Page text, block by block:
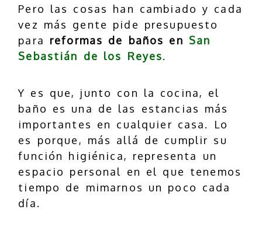
Pero las cosas han cambiado y cada
vez más gente pide presupuesto
para reformas de baños en San
Sebastián de los Reyes.
Y es que, junto con la cocina, el
baño es una de las estancias más
importantes en cualquier casa. Lo
es porque, más allá de cumplir su
función higiénica, representa un
espacio personal en el que tenemos
tiempo de mimarnos un poco cada
día.